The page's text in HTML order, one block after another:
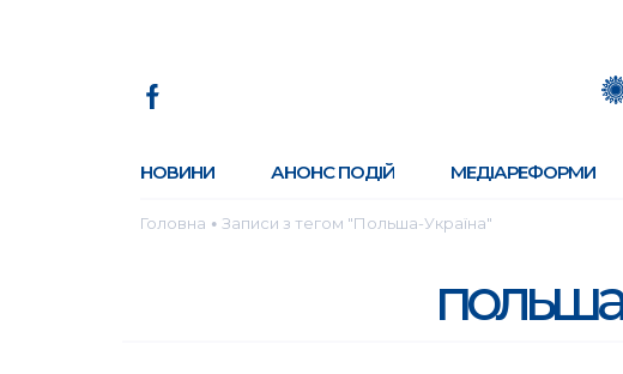
НОВИНИ АНОНС ПОДІЙ МЕДІАРЕФОРМИ
Головна ● Записи з тегом "Польша-Україна"